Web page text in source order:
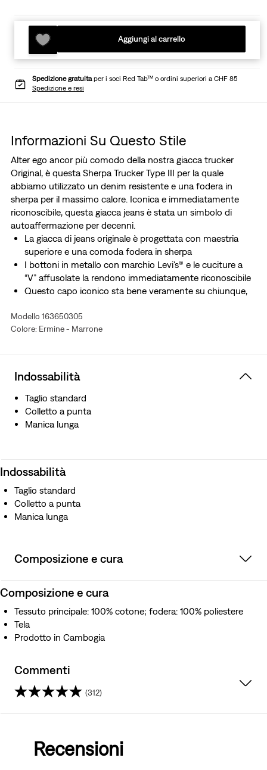
Aggiungi al carrello
Spedizione gratuitaper i soci Red Tab™ o ordini superiori a CHF 85
Spedizione e resi
Informazioni Su Questo Stile
Alter ego ancor più comodo della nostra giacca trucker
Original, è questa Sherpa Trucker Type III per la quale
abbiamo utilizzato un denim resistente e una fodera in
sherpa per il massimo calore. Iconica e immediatamente
riconoscibile, questa giacca jeans è stata un simbolo di
autoaffermazione per decenni.
La giacca di jeans originale è progettata con maestria
superiore e una comoda fodera in sherpa
I bottoni in metallo con marchio Levi's® e le cuciture a
“V” affusolate la rendono immediatamente riconoscibile
Questo capo iconico sta bene veramente su chiunque,
Modello 163650305
Colore: Ermine - Marrone
Indossabilità
Taglio standard
Colletto a punta
Manica lunga
Indossabilità
Taglio standard
Colletto a punta
Manica lunga
Composizione e cura
Composizione e cura
Tessuto principale: 100% cotone; fodera: 100% poliestere
Tela
Prodotto in Cambogia
Commenti
(312)
Recensioni